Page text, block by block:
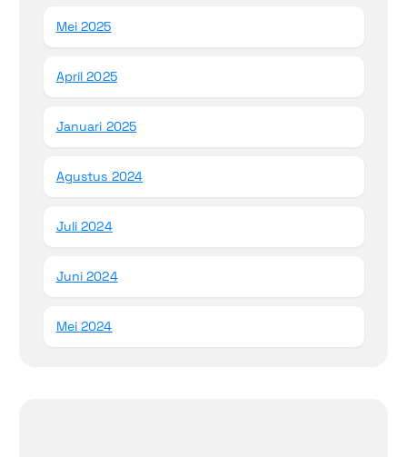
Mei 2025
April 2025
Januari 2025
Agustus 2024
Juli 2024
Juni 2024
Mei 2024